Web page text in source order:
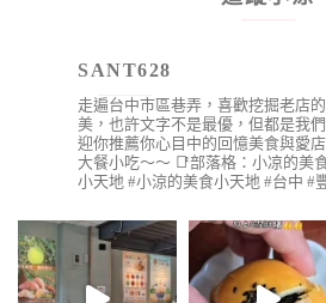
SANT628
走遍台中市區巷弄，喜歡挖掘老店
美，也許文字不是最優，但都是我
迎你推薦你心目中的回憶美食與愛
大餐小吃～～ 📑部落格：小凉的美
小天地 #小涼的美食小天地 #台中 #